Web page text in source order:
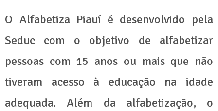
O Alfabetiza Piauí é desenvolvido pela
Seduc com o objetivo de alfabetizar
pessoas com 15 anos ou mais que não
tiveram acesso à educação na idade
adequada. Além da alfabetização, o